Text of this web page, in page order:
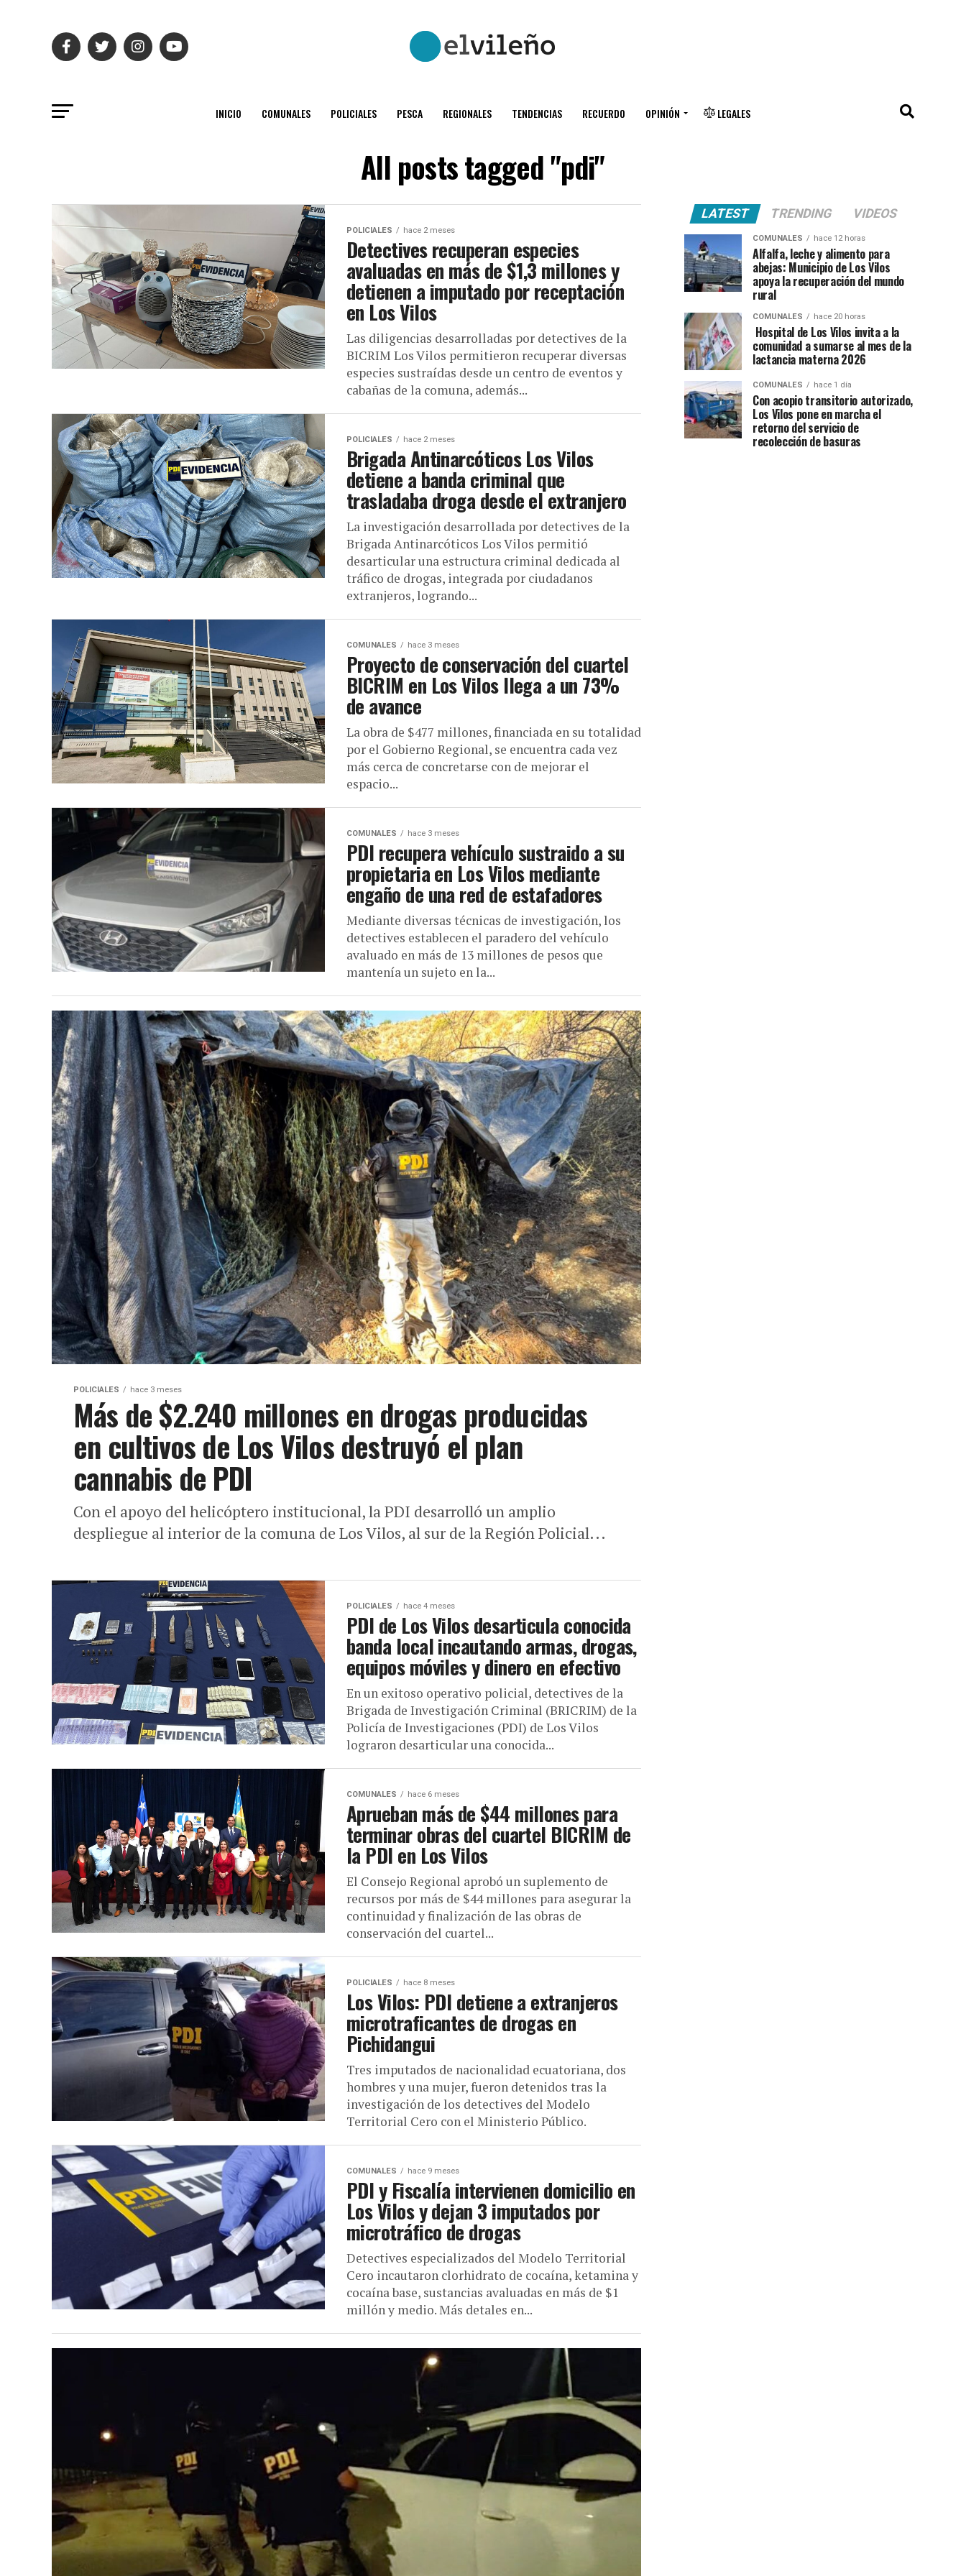
INICIO COMUNALES POLICIALES PESCA REGIONALES TENDENCIAS RECUERDO OPINIÓN LEGALES
All posts tagged "pdi"
POLICIALES hace 2 meses
Detectives recuperan especies
avaluadas en más de $1,3 millones y
detienen a imputado por receptación
en Los Vilos
Las diligencias desarrolladas por detectives de la
BICRIM Los Vilos permitieron recuperar diversas
especies sustraídas desde un centro de eventos y
cabañas de la comuna, además...
POLICIALES hace 2 meses
Brigada Antinarcóticos Los Vilos
detiene a banda criminal que
trasladaba droga desde el extranjero
La investigación desarrollada por detectives de la
Brigada Antinarcóticos Los Vilos permitió
desarticular una estructura criminal dedicada al
tráfico de drogas, integrada por ciudadanos
extranjeros, logrando...
COMUNALES hace 3 meses
Proyecto de conservación del cuartel
BICRIM en Los Vilos llega a un 73%
de avance
La obra de $477 millones, financiada en su totalidad
por el Gobierno Regional, se encuentra cada vez
más cerca de concretarse con de mejorar el
espacio...
COMUNALES hace 3 meses
PDI recupera vehículo sustraido a su
propietaria en Los Vilos mediante
engaño de una red de estafadores
Mediante diversas técnicas de investigación, los
detectives establecen el paradero del vehículo
avaluado en más de 13 millones de pesos que
mantenía un sujeto en la...
POLICIALES hace 3 meses
Más de $2.240 millones en drogas producidas
en cultivos de Los Vilos destruyó el plan
cannabis de PDI
Con el apoyo del helicóptero institucional, la PDI desarrolló un amplio
despliegue al interior de la comuna de Los Vilos, al sur de la Región Policial...
POLICIALES hace 4 meses
PDI de Los Vilos desarticula conocida
banda local incautando armas, drogas,
equipos móviles y dinero en efectivo
En un exitoso operativo policial, detectives de la
Brigada de Investigación Criminal (BRICRIM) de la
Policía de Investigaciones (PDI) de Los Vilos
lograron desarticular una conocida...
COMUNALES hace 6 meses
Aprueban más de $44 millones para
terminar obras del cuartel BICRIM de
la PDI en Los Vilos
El Consejo Regional aprobó un suplemento de
recursos por más de $44 millones para asegurar la
continuidad y finalización de las obras de
conservación del cuartel...
POLICIALES hace 8 meses
Los Vilos: PDI detiene a extranjeros
microtraficantes de drogas en
Pichidangui
Tres imputados de nacionalidad ecuatoriana, dos
hombres y una mujer, fueron detenidos tras la
investigación de los detectives del Modelo
Territorial Cero con el Ministerio Público.
COMUNALES hace 9 meses
PDI y Fiscalía intervienen domicilio en
Los Vilos y dejan 3 imputados por
microtráfico de drogas
Detectives especializados del Modelo Territorial
Cero incautaron clorhidrato de cocaína, ketamina y
cocaína base, sustancias avaluadas en más de $1
millón y medio. Más detales en...
LATEST TRENDING VIDEOS
COMUNALES hace 12 horas
Alfalfa, leche y alimento para
abejas: Municipio de Los Vilos
apoya la recuperación del mundo
rural
COMUNALES hace 20 horas
Hospital de Los Vilos invita a la
comunidad a sumarse al mes de la
lactancia materna 2026
COMUNALES hace 1 día
Con acopio transitorio autorizado,
Los Vilos pone en marcha el
retorno del servicio de
recolección de basuras